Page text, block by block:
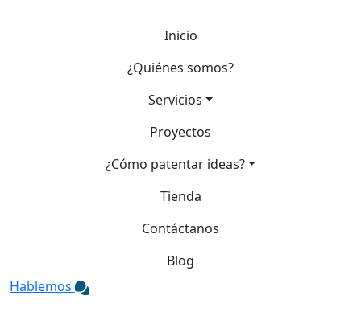
Inicio
¿Quiénes somos?
Servicios
Proyectos
¿Cómo patentar ideas?
Tienda
Contáctanos
Blog
Hablemos